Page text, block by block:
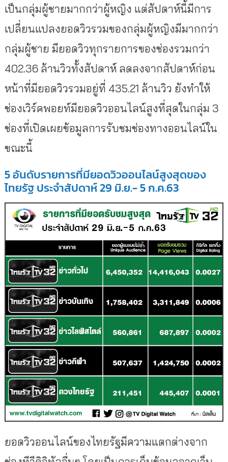
เป็นกลุ่มผู้ชายมากกว่าผู้หญิง แต่สัปดาห์นี้มีการ
เปลี่ยนแปลงยอดวิวรวมของกลุ่มผู้หญิงมีมากกว่า
กลุ่มผู้ชาย มียอดวิวทุกรายการของช่องรวมกว่า
402.36 ล้านวิวทั้งสัปดาห์ ลดลงจากสัปดาห์ก่อน
หน้าที่มียอดวิวรวมอยู่ที่ 435.21 ล้านวิว ยังทำให้
ช่องเวิร์คพอยท์มียอดวิวออนไลน์สูงที่สุดในกลุ่ม 3
ช่องที่เปิดเผยข้อมูลการรับชมช่องทางออนไลน์ใน
ขณะนี้
5 อันดับรายการที่มียอดวิวออนไลน์สูงสุดของ
ไทยรัฐ ประจำสัปดาห์ 29 มิ.ย.- 5 ก.ค.63
ยอดวิวออนไลน์ของไทยรัฐมีความแตกต่างจาก